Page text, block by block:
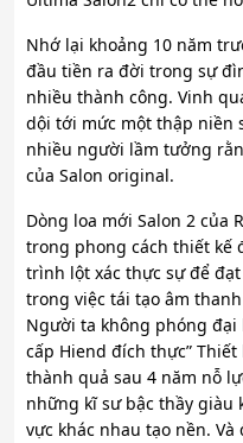
Nhớ lại khoảng 10 năm
đầu tiền ra đời trong sự
nhiều thành công. Vinh
dội tới mức một thập niền
nhiều người lầm tưởng
của Salon original.
Dòng loa mới Salon 2 của
trong phong cách thiết kế
trình lột xác thực sự để
trong việc tái tạo âm
Người ta không phóng đại
cấp Hiend đích thực”
thành quả sau 4 năm nỗ
những kĩ sư bậc thầy
vực khác nhau tạo nền.